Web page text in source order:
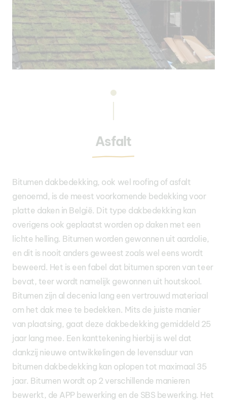
Asfalt
Bitumen dakbedekking, ook wel roofing of asfalt
genoemd, is de meest voorkomende bedekking voor
platte daken in België. Dit type dakbedekking kan
overigens ook geplaatst worden op daken met een
lichte helling. Bitumen worden gewonnen uit aardolie,
en dit is nooit anders geweest zoals wel eens wordt
beweerd. Het is een fabel dat bitumen sporen van teer
bevat, teer wordt namelijk gewonnen uit houtskool.
Bitumen zijn al decenia lang een vertrouwd materiaal
om het dak mee te bedekken. Mits de juiste manier
van plaatsing, gaat deze dakbedekking gemiddeld 25
jaar lang mee. Een kanttekening hierbij is wel dat
dankzij nieuwe ontwikkelingen de levensduur van
bitumen dakbedekking kan oplopen tot maximaal 35
jaar. Bitumen wordt op 2 verschillende manieren
bewerkt, de APP bewerking en de SBS bewerking. Het